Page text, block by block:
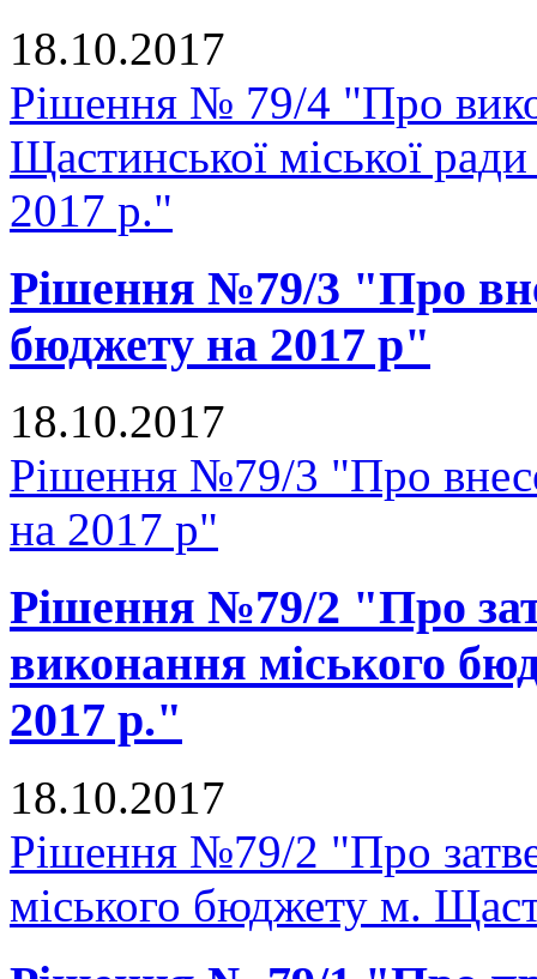
18.10.2017
Рішення № 79/4 "Про
Щастинської міської
2017 р."
Рішення №79/3 "Про
бюджету на 2017 р"
18.10.2017
Рішення №79/3 "Про
на 2017 р"
Рішення №79/2 "Про
виконання міського
2017 р."
18.10.2017
Рішення №79/2 "Про
міського бюджету м.